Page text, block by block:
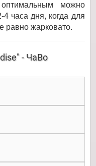
можно
часа дня, когда для
равно жарковато.
- ЧаВо